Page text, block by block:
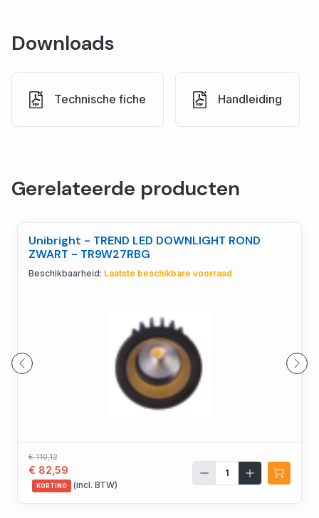
Downloads
Technische fiche Handleiding
Gerelateerde producten
Unibright - TREND LED DOWNLIGHT ROND
ZWART - TR9W27RBG
Beschikbaarheid: Laatste beschikbare voorraad
€ 110,12
€ 82,59
KORTING (incl. BTW)